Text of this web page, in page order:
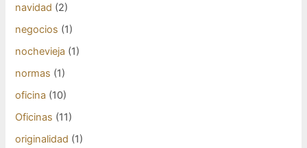
navidad (2)
negocios (1)
nochevieja (1)
normas (1)
oficina (10)
Oficinas (11)
originalidad (1)